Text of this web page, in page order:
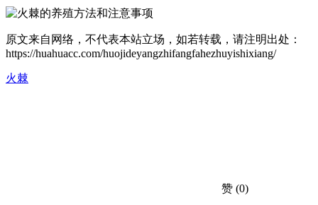
原文来自网络，不代表本站立场，如若转载，请注明出处：
https://huahuacc.com/huojideyangzhifangfahezhuyishixiang/
火棘
赞 (0)